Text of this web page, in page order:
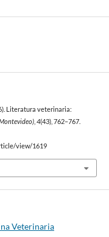
Literatura veterinaria:
, 4(43), 762–767.
view/1619
Veterinaria